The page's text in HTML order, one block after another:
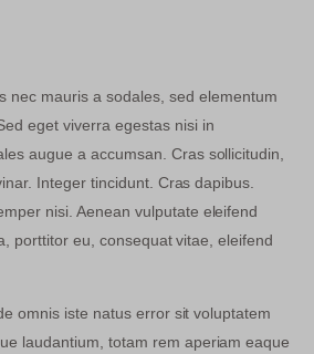
nec mauris a sodales, sed elementum
eget viverra egestas nisi in
augue a accumsan. Cras sollicitudin,
Integer tincidunt. Cras dapibus.
nisi. Aenean vulputate eleifend
porttitor eu, consequat vitae, eleifend
omnis iste natus error sit voluptatem
laudantium, totam rem aperiam eaque